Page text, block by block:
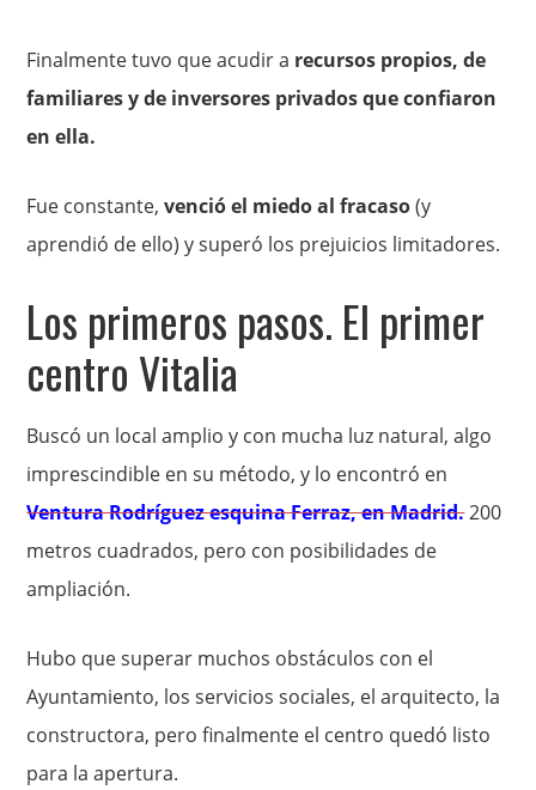
Finalmente tuvo que acudir a recursos propios, de
familiares y de inversores privados que confiaron
en ella.
Fue constante,venció el miedo al fracaso(y
aprendió de ello) y superó los prejuicios limitadores.
Los primeros pasos. El primer
centro Vitalia
Buscó un local amplio y con mucha luz natural, algo
imprescindible en su método, y lo encontró en
Ventura Rodríguez esquina Ferraz, en Madrid.200
metros cuadrados, pero con posibilidades de
ampliación.
Hubo que superar muchos obstáculos con el
Ayuntamiento, los servicios sociales, el arquitecto, la
constructora, pero finalmente el centro quedó listo
para la apertura.